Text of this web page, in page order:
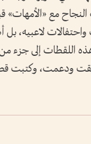
مع
لاعبيه،
اللقطات إلى جزء من
ودعمت، وكتبت